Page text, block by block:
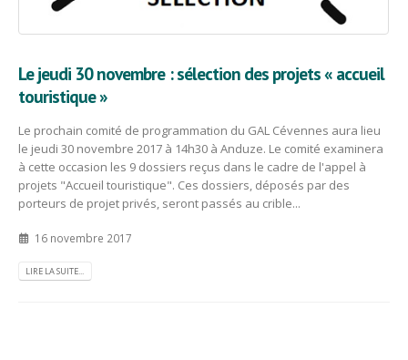
Le jeudi 30 novembre : sélection des projets « accueil
touristique »
Le prochain comité de programmation du GAL Cévennes aura lieu
le jeudi 30 novembre 2017 à 14h30 à Anduze. Le comité examinera
à cette occasion les 9 dossiers reçus dans le cadre de l'appel à
projets "Accueil touristique". Ces dossiers, déposés par des
porteurs de projet privés, seront passés au crible...
16 novembre 2017
LIRE LA SUITE...